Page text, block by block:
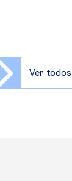
Ver todos